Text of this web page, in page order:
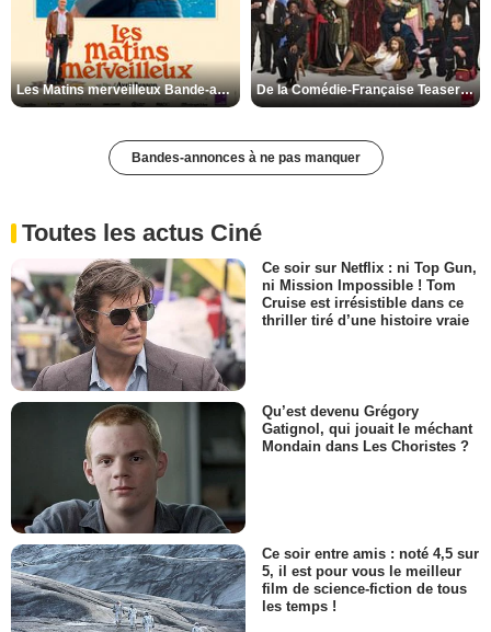
Les Matins merveilleux Bande-annonce VF De la Comédie-Française Teaser VF
Bandes-annonces à ne pas manquer
Toutes les actus Ciné
Ce soir sur Netflix : ni Top Gun,
ni Mission Impossible ! Tom
Cruise est irrésistible dans ce
thriller tiré d’une histoire vraie
Qu’est devenu Grégory
Gatignol, qui jouait le méchant
Mondain dans Les Choristes ?
Ce soir entre amis : noté 4,5 sur
5, il est pour vous le meilleur
film de science-fiction de tous
les temps !